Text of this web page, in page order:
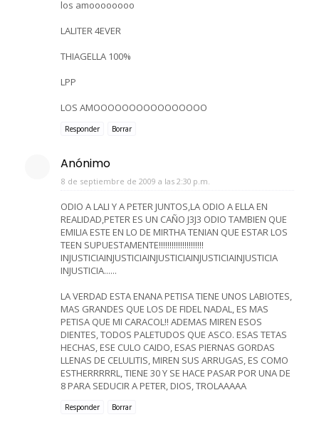
los amoooooooo
LALITER 4EVER
THIAGELLA 100%
LPP
LOS AMOOOOOOOOOOOOOOOO
Responder Borrar
Anónimo
8 de septiembre de 2009 a las 2:30 p.m.
ODIO A LALI Y A PETER JUNTOS,LA ODIO A ELLA EN
REALIDAD,PETER ES UN CAÑO J3J3 ODIO TAMBIEN QUE
EMILIA ESTE EN LO DE MIRTHA TENIAN QUE ESTAR LOS
TEEN SUPUESTAMENTE!!!!!!!!!!!!!!!!!!!!!
INJUSTICIAINJUSTICIAINJUSTICIAINJUSTICIAINJUSTICIA
INJUSTICIA......
LA VERDAD ESTA ENANA PETISA TIENE UNOS LABIOTES,
MAS GRANDES QUE LOS DE FIDEL NADAL, ES MAS
PETISA QUE MI CARACOL!! ADEMAS MIREN ESOS
DIENTES, TODOS PALETUDOS QUE ASCO. ESAS TETAS
HECHAS, ESE CULO CAIDO, ESAS PIERNAS GORDAS
LLENAS DE CELULITIS, MIREN SUS ARRUGAS, ES COMO
ESTHERRRRRL, TIENE 30 Y SE HACE PASAR POR UNA DE
8 PARA SEDUCIR A PETER, DIOS, TROLAAAAA
Responder Borrar